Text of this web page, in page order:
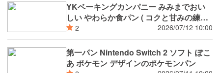
YKベーキングカンパニー みみまでおい
しい やわらか食パン ( コクと甘みの練乳
風味 )
2 2026/07/12 10:00
第一パン Nintendo Switch 2 ソフト ぽこ
あ ポケモン デザインのポケモンパン